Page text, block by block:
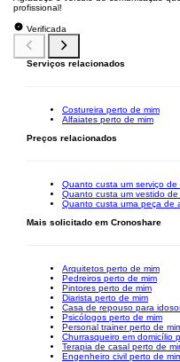
profissional!
Verificada
Serviços relacionados
Costureira perto de mim
Alfaiates perto de mim
Preços relacionados
Quanto custa um serviço de
Quanto custa um vestido
Quanto custa uma peça de
Mais solicitado em Cronoshare
Arquitetos perto de mim
Pedreiros perto de mim
Pintores perto de mim
Diarista perto de mim
Casa de repouso para
Psicólogos perto de mim
Personal trainer perto de
Churrasqueiro em domicílio
Terapia de casal perto de
Engenheiro civil perto de